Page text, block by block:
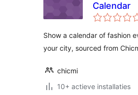
Calendar
Show a calendar of fashion
your city, sourced from
chicmi
10+ actieve installaties